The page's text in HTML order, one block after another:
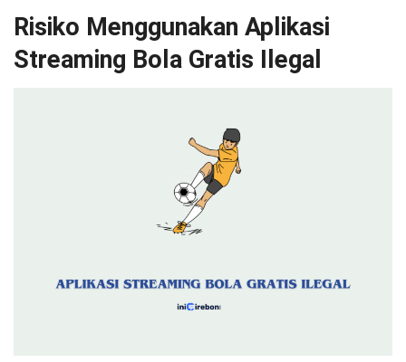
Risiko Menggunakan Aplikasi
Streaming Bola Gratis Ilegal